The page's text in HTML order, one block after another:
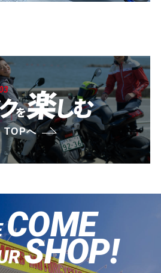
を楽しむ
TOPへ
COME
SHOP!